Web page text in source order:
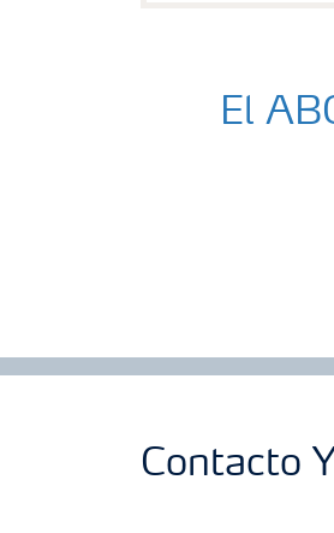
El
Contacto